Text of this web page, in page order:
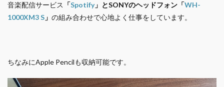
音楽配信サービス 「Spotify」とSONYのヘッドフォン 「WH-
1000XM3 S 」 の組み合わせで心地よく仕事をしています。
ちなみにApple Pencilも収納可能です。